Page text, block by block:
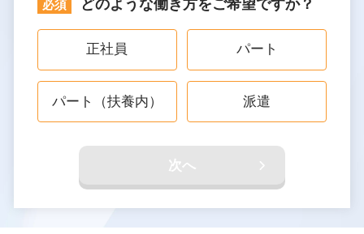
どのような働き方をご希望ですか？
正社員 パート
パート（扶養内） 派遣
次へ